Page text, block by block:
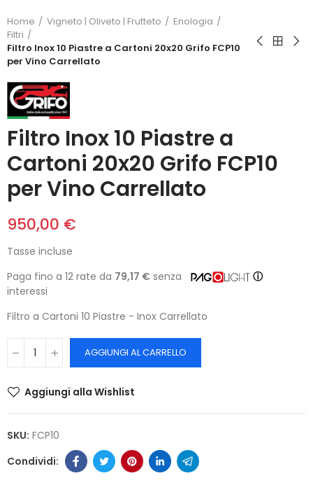
Home Vigneto | Oliveto | Frutteto
Enologia
Filtri
Filtro Inox 10 Piastre a Cartoni 20x20 Grifo FCP10
per Vino Carrellato
Filtro Inox 10 Piastre a
Cartoni 20x20 Grifo FCP10
per Vino Carrellato
950,00 €
Tasse incluse
Paga fino a 12 rate da 79,17 € senza
interessi
ⓘ
Filtro a Cartoni 10 Piastre - Inox Carrellato
AGGIUNGI AL CARRELLO
Aggiungi alla Wishlist
SKU: FCP10